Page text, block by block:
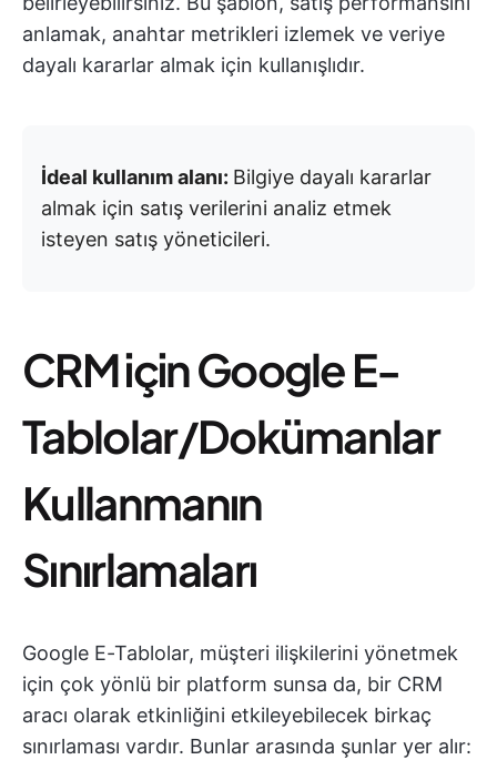
anlamak, anahtar metrikleri izlemek ve veriye
dayalı kararlar almak için kullanışlıdır.
İdeal kullanım alanı: Bilgiye dayalı kararlar
almak için satış verilerini analiz etmek
isteyen satış yöneticileri.
CRM için Google E-
Tablolar/Dokümanlar
Kullanmanın
Sınırlamaları
Google E-Tablolar, müşteri ilişkilerini yönetmek
için çok yönlü bir platform sunsa da, bir CRM
aracı olarak etkinliğini etkileyebilecek birkaç
sınırlaması vardır. Bunlar arasında şunlar yer alır: